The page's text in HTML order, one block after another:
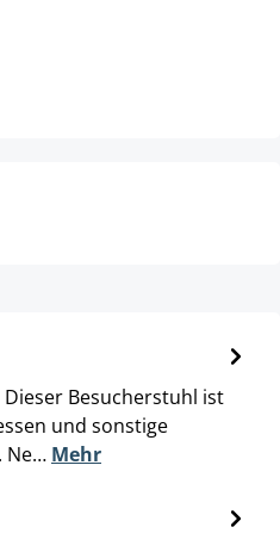
Besucherstuhl ist
und sonstige
Ne… Mehr